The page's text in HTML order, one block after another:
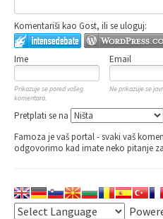
Komentariši kao Gost, ili se uloguj:
Ime Email
Prikazuje se pored vašeg
komentara.
Ne prikazuje se
Pretplati se na
Famoza je vaš portal - svaki vaš
odgovorimo kad imate neko pitanje